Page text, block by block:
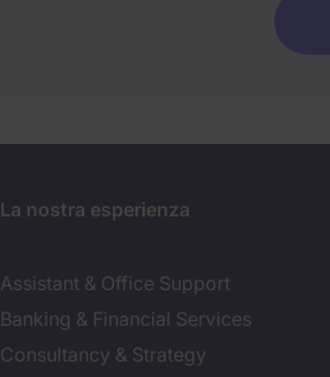
La nostra esperienza
Assistant & Office Support
Banking & Financial Services
Consultancy & Strategy